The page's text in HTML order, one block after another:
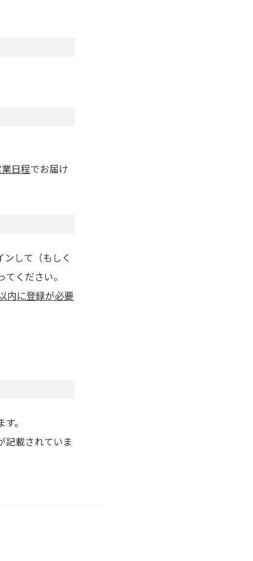
日程でお届け
して（もしく
てください。
内に登録が必要
。
記載されていま